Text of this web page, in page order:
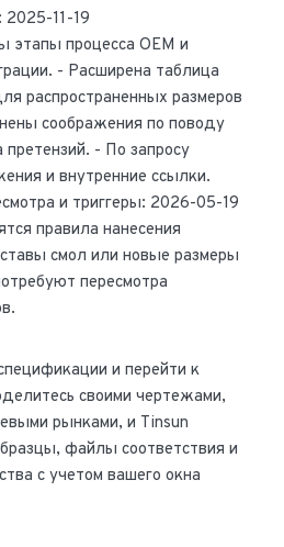
2025-11-19
этапы процесса OEM и
- Расширена таблица
распространенных размеров
соображения по поводу
- По запросу
и внутренние ссылки.
и триггеры: 2026-05-19
правила нанесения
смол или новые размеры
пересмотра
и перейти к
своими чертежами,
рынками, и Tinsun
файлы соответствия и
с учетом вашего окна